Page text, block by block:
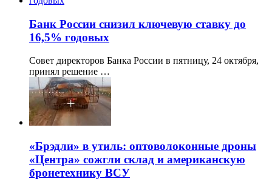
Банк России снизил ключевую ставку до
16,5% годовых
Совет директоров Банка России в пятницу, 24 октября,
принял решение …
«Брэдли» в утиль: оптоволоконные дроны
«Центра» сожгли склад и американскую
бронетехнику ВСУ